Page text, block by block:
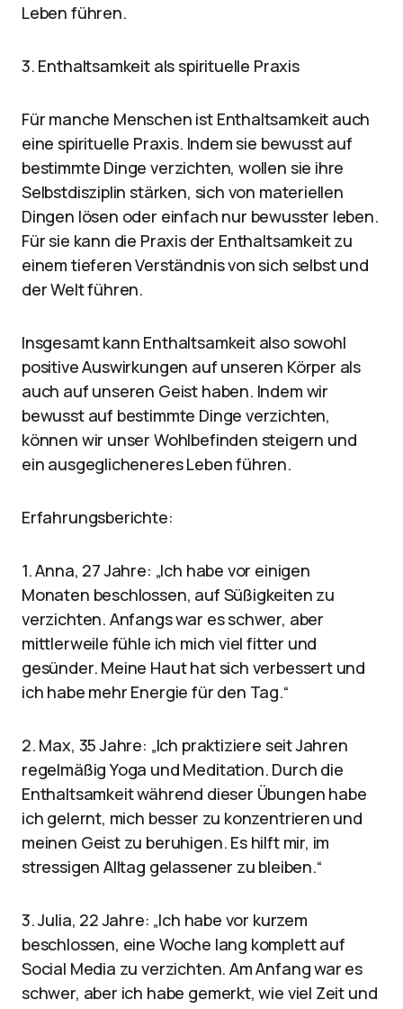
Leben führen.
3. Enthaltsamkeit als spirituelle Praxis
Für manche Menschen ist Enthaltsamkeit auch
eine spirituelle Praxis. Indem sie bewusst auf
bestimmte Dinge verzichten, wollen sie ihre
Selbstdisziplin stärken, sich von materiellen
Dingen lösen oder einfach nur bewusster leben.
Für sie kann die Praxis der Enthaltsamkeit zu
einem tieferen Verständnis von sich selbst und
der Welt führen.
Insgesamt kann Enthaltsamkeit also sowohl
positive Auswirkungen auf unseren Körper als
auch auf unseren Geist haben. Indem wir
bewusst auf bestimmte Dinge verzichten,
können wir unser Wohlbefinden steigern und
ein ausgeglicheneres Leben führen.
Erfahrungsberichte:
1. Anna, 27 Jahre: „Ich habe vor einigen
Monaten beschlossen, auf Süßigkeiten zu
verzichten. Anfangs war es schwer, aber
mittlerweile fühle ich mich viel fitter und
gesünder. Meine Haut hat sich verbessert und
ich habe mehr Energie für den Tag.“
2. Max, 35 Jahre: „Ich praktiziere seit Jahren
regelmäßig Yoga und Meditation. Durch die
Enthaltsamkeit während dieser Übungen habe
ich gelernt, mich besser zu konzentrieren und
meinen Geist zu beruhigen. Es hilft mir, im
stressigen Alltag gelassener zu bleiben.“
3. Julia, 22 Jahre: „Ich habe vor kurzem
beschlossen, eine Woche lang komplett auf
Social Media zu verzichten. Am Anfang war es
schwer, aber ich habe gemerkt, wie viel Zeit und